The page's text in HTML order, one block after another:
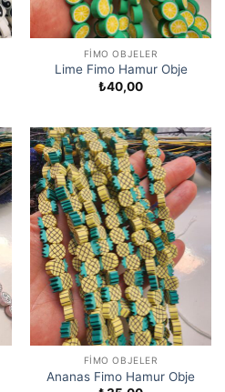
FIMO OBJELER
Lime Fimo Hamur Obje
₺40,00
FIMO OBJELER
Ananas Fimo Hamur Obje